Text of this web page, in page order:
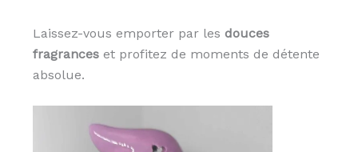
Laissez-vous emporter par les douces
fragranceset profitez de moments de détente
absolue.